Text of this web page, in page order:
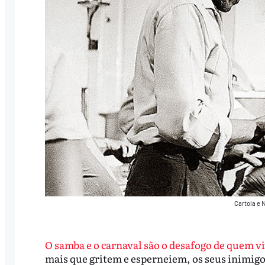
Cartola e
O samba e o carnaval são o desafogo de
mais que gritem e esperneiem, os seus